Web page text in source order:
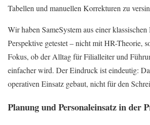
Tabellen und manuellen Korrekturen zu
Wir haben SameSystem aus einer
Perspektive getestet – nicht mit HR-Theorie,
Fokus, ob der Alltag für Filialleiter und
einfacher wird. Der Eindruck ist eindeutig:
operativen Einsatz gebaut, nicht für den
Planung und Personaleinsatz in der